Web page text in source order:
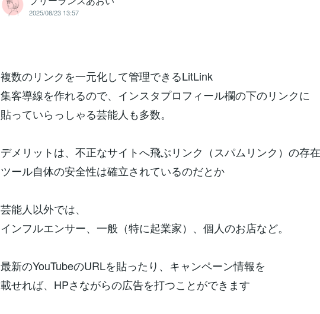
2025/08/23 13:57
複数のリンクを一元化して管理できるLitLink
集客導線を作れるので、インスタプロフィール欄の下のリンクに
貼っていらっしゃる芸能人も多数。
デメリットは、不正なサイトへ飛ぶリンク（スパムリンク）の存
ツール自体の安全性は確立されているのだとか
芸能人以外では、
インフルエンサー、一般（特に起業家）、個人のお店など。
最新のYouTubeのURLを貼ったり、キャンペーン情報を
載せれば、HPさながらの広告を打つことができます